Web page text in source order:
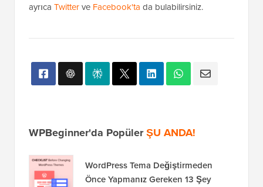
ayrıca Twitterve Facebook'ta da bulabilirsiniz.
WPBeginner'da PopülerŞU ANDA!
WordPress Tema Değiştirmeden
Önce Yapmanız Gereken 13 Şey